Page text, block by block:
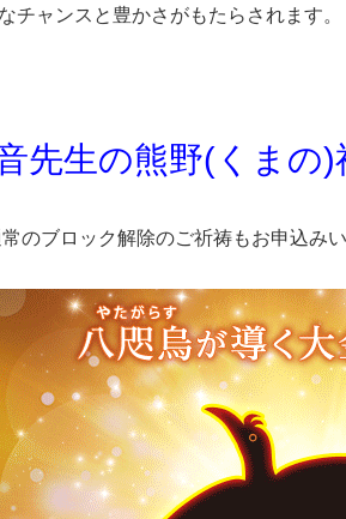
チャンスと豊かさがもたらされます。
先生の熊野(くまの)
のブロック解除のご祈祷もお申込みい